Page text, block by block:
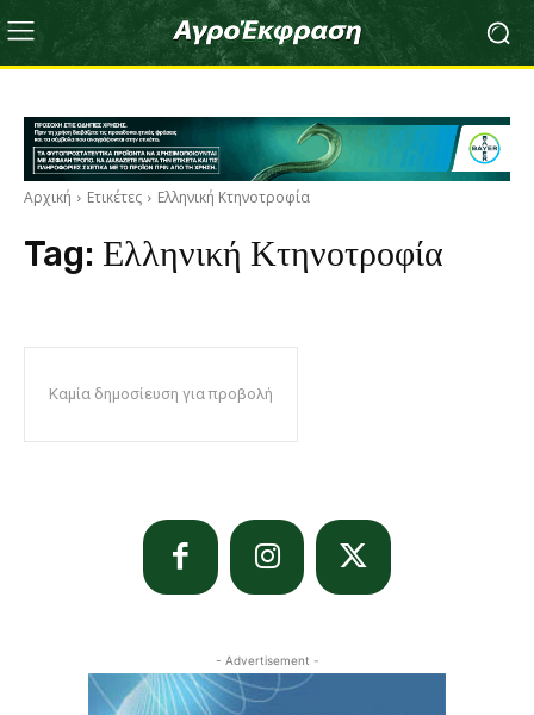
Αρχική Ετικέτες Ελληνική Κτηνοτροφία
Tag: Ελληνική Κτηνοτροφία
Καμία δημοσίευση για προβολή
- Advertisement -